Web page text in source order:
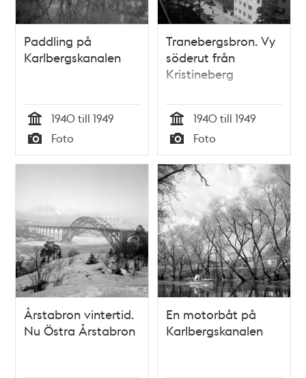
Paddling på
Karlbergskanalen
Tid
1940 till 1949
Typ
Foto
Tranebergsbron. Vy
söderut från
Kristineberg
Tid
1940 till 1949
Typ
Foto
Årstabron vintertid.
Nu Östra Årstabron
En motorbåt på
Karlbergskanalen